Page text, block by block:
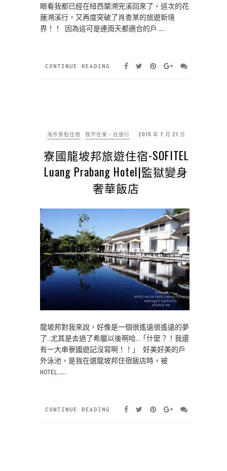
眼看我都已經在紐西蘭溯完溪回來了，這次的花
蓮溯溪行，又再度突破了肖查某的旅遊新境
界！！ 因為這可是連雨天都適合的戶……
CONTINUE READING
海外景點住宿 我不在家，在旅行 2015 年 7 月 21 日
寮國龍坡邦旅遊住宿-SOFITEL
Luang Prabang Hotel|監獄變身
奢華飯店
龍坡邦對我來說，好像是一個很遙遠很遙遠的夢
了…尤其是去過了希臘以後啊哈…「什麼？！我還
有一大串寮國遊記沒寫啊！！」 好美好美的戶
外泳池，是我在選龍坡邦住宿飯店時，被
HOTEL……
CONTINUE READING